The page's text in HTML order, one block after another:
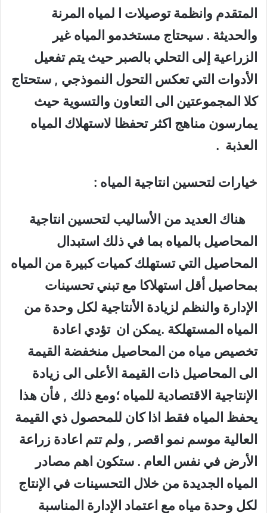
المتقدم وانظمة توصيلات ا لمياه المرنة
والحديثة . سيحتاج مستخدمو المياه غير
الزراعية إلى التحلي بالصبر حيث يتم تفعيل
الأدوات التي تعكس التحول النموذجي , ستحتاج
كلا المجموعتين الى التعاون والتسوية حيث
يمارسون مناهج اكثر تحفظا لاستهلاك المياه
العذبة .
خيارات لتحسين انتاجية المياه :
هناك العديد من الأساليب لتحسين انتاجية
المحاصيل بالمياه بما في ذلك استبدال
المحاصيل التي تستهلك كميات كبيرة من المياه
بمحاصيل أقل استهلاكا مع تبني تحسينات
الإدارة والنظم لزيادة الأنتاجية لكل وحدة من
المياه المستهلكة .يمكن ان تؤدي اعادة
تخصيص مياه من المحاصيل منخفضة القيمة
الى المحاصيل ذات القيمة الأعلى الى زيادة
الإنتاجية الاقتصادية للمياه ؛ومع ذلك , فأن هذا
يحفظ المياه فقط اذا كان للمحصول ذي القيمة
العالية موسم نمو اقصر , ولم تتم اعادة زراعة
الأرض في نفس العام . ستكون اهم مصادر
المياه الجديدة من خلال التحسينات في الإنتاج
لكل وحدة مياه مع اعتماد الإدارة المناسبة